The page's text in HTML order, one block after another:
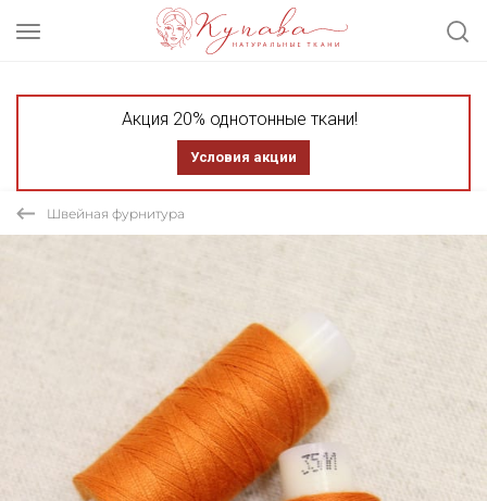
Акция 20% однотонные ткани!
Условия акции
Швейная фурнитура